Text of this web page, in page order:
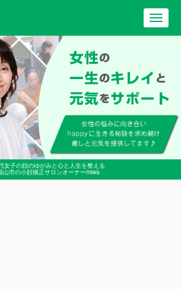
女子の顔のゆがみと心と人生を整える
山市の小顔矯正サロンオーナーmiwa